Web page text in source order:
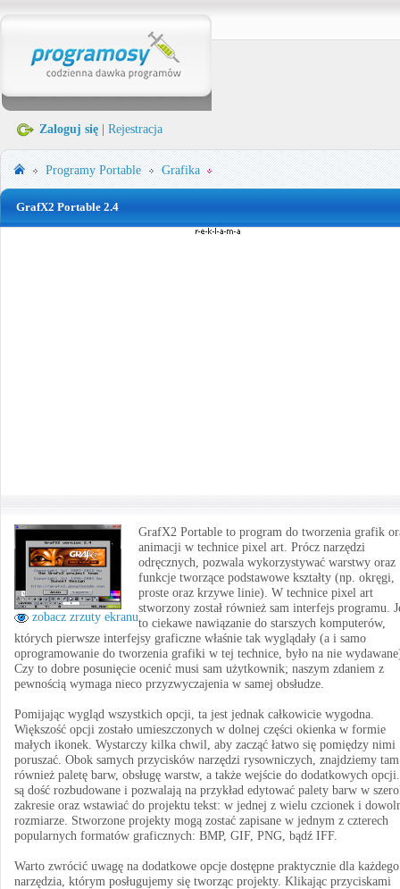
Zaloguj się Rejestracja
Programy Portable Grafika
GrafX2 Portable 2.4
zobacz zrzuty ekranu
GrafX2 Portable to program do tworzenia grafik
animacji w technice pixel art. Prócz narzędzi
odręcznych, pozwala wykorzystywać warstwy oraz
funkcje tworzące podstawowe kształty (np. okręgi,
proste oraz krzywe linie). W technice pixel art
stworzony został również sam interfejs programu.
to ciekawe nawiązanie do starszych komputerów,
których pierwsze interfejsy graficzne właśnie tak wyglądały (a i samo
oprogramowanie do tworzenia grafiki w tej technice, było na nie
Czy to dobre posunięcie ocenić musi sam użytkownik; naszym zdaniem z
pewnością wymaga nieco przyzwyczajenia w samej obsłudze.
Pomijając wygląd wszystkich opcji, ta jest jednak całkowicie wygodna.
Większość opcji zostało umieszczonych w dolnej części okienka w formie
małych ikonek. Wystarczy kilka chwil, aby zacząć łatwo się pomiędzy nimi
poruszać. Obok samych przycisków narzędzi rysowniczych, znajdziemy tam
również paletę barw, obsługę warstw, a także wejście do dodatkowych
są dość rozbudowane i pozwalają na przykład edytować palety barw w
zakresie oraz wstawiać do projektu tekst: w jednej z wielu czcionek i
rozmiarze. Stworzone projekty mogą zostać zapisane w jednym z czterech
popularnych formatów graficznych: BMP, GIF, PNG, bądź IFF.
Warto zwrócić uwagę na dodatkowe opcje dostępne praktycznie dla każdego
narzędzia, którym posługujemy się tworząc projekty. Klikając przyciskami